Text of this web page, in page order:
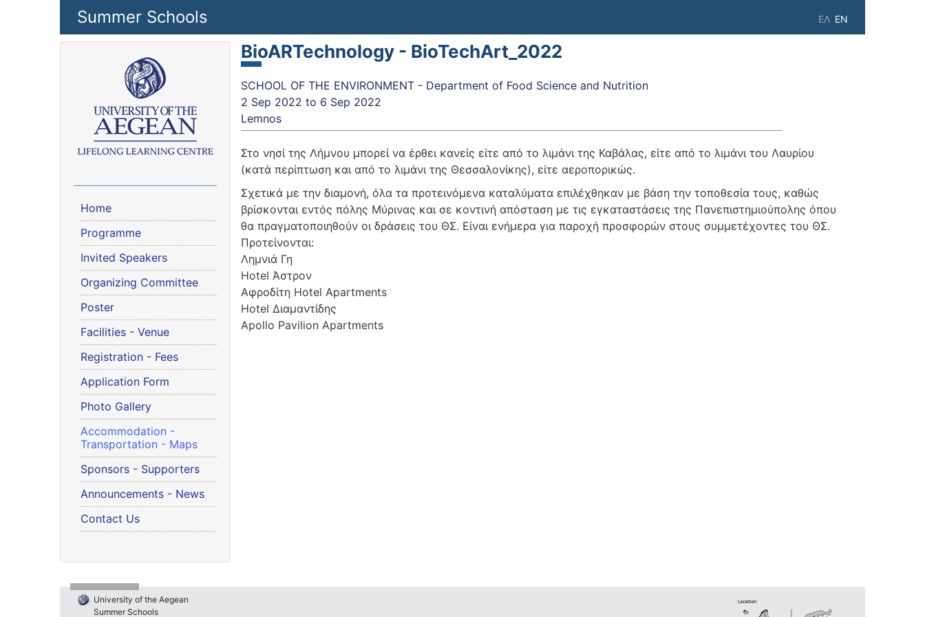
Skip to main contentSummer Schools EN
ΕΛ
Home
Programme
Invited Speakers
Organizing Committee
Poster
Facilities - Venue
Registration - Fees
Application Form
Photo Gallery
Accommodation -
Transportation - Maps
Sponsors - Supporters
Announcements - News
Contact Us
BioARTechnology - BioTechArt_2022
SCHOOL OF THE ENVIRONMENT - Department of Food Science and Nutrition
2 Sep 2022 to 6 Sep 2022
Lemnos
Στο νησί της Λήμνου μπορεί να έρθει κανείς είτε από το λιμάνι της Καβάλας, είτε από το λιμάνι του Λαυρίου
(κατά περίπτωση και από το λιμάνι της Θεσσαλονίκης), είτε αεροπορικώς.
Σχετικά με την διαμονή, όλα τα προτεινόμενα καταλύματα επιλέχθηκαν με βάση την τοποθεσία τους, καθώς
βρίσκονται εντός πόλης Μύρινας και σε κοντινή απόσταση με τις εγκαταστάσεις της Πανεπιστημιούπολης όπου
θα πραγματοποιηθούν οι δράσεις του ΘΣ. Είναι ενήμερα για παροχή προσφορών στους συμμετέχοντες του ΘΣ.
Προτείνονται:
Λημνιά Γη
Hotel Άστρον
Αφροδίτη Hotel Apartments
Hotel Διαμαντίδης
Apollo Pavilion Apartments
University of the Aegean
Summer Schools